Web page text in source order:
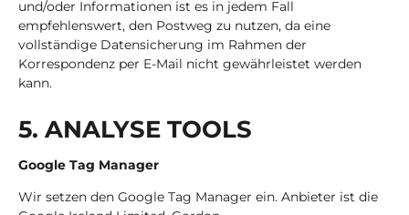
und/oder Informationen ist es in jedem Fall
empfehlenswert, den Postweg zu nutzen, da eine
vollständige Datensicherung im Rahmen der
Korrespondenz per E-Mail nicht gewährleistet werden
kann.
5. ANA­LY­SE TOOLS
Google Tag Manager
Wir setzen den Google Tag Manager ein. Anbieter ist die